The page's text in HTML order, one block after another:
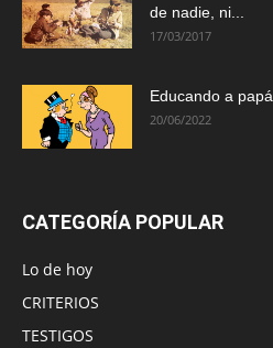
de nadie, ni...
17/03/2017
Educando a papá
20/06/2022
CATEGORÍA POPULAR
Lo de hoy
CRITERIOS
TESTIGOS